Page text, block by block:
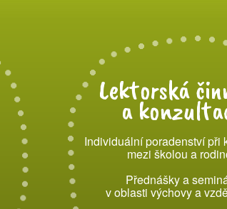
Lektorská
a
Individuální poradenství při
mezi školou a
Přednášky a
v oblasti výchovy a